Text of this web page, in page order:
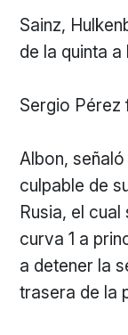
Sainz,
de la quinta
Sergio Pérez
Albon,
culpable de
Rusia, el
curva 1 a
a detener la
trasera de la